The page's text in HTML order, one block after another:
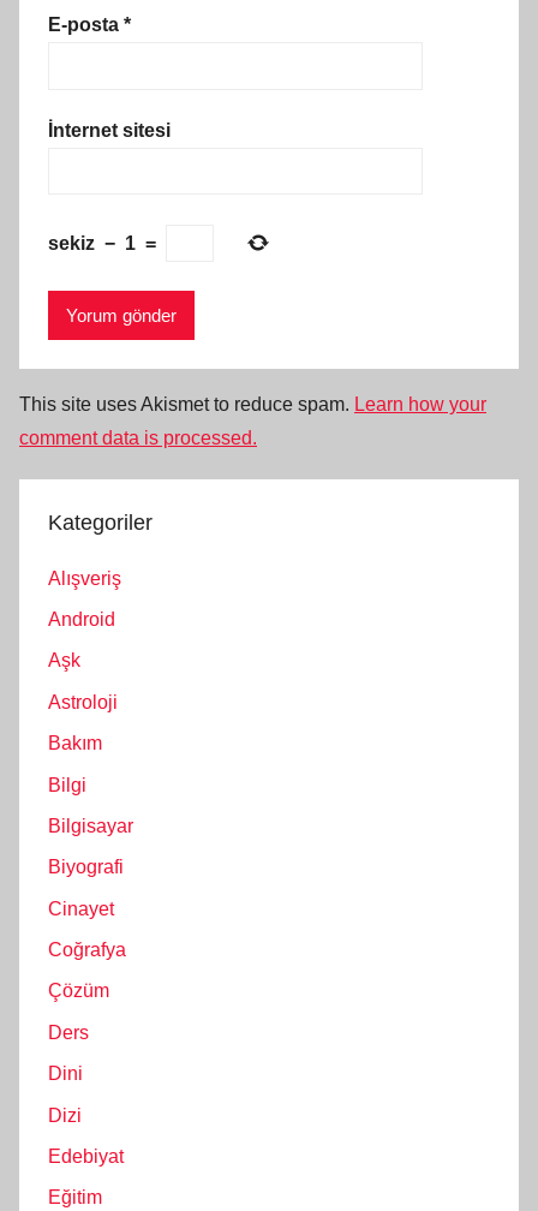
E-posta *
İnternet sitesi
sekiz − 1 =
This site uses Akismet to reduce spam. Learn how your
comment data is processed.
Kategoriler
Alışveriş
Android
Aşk
Astroloji
Bakım
Bilgi
Bilgisayar
Biyografi
Cinayet
Coğrafya
Çözüm
Ders
Dini
Dizi
Edebiyat
Eğitim